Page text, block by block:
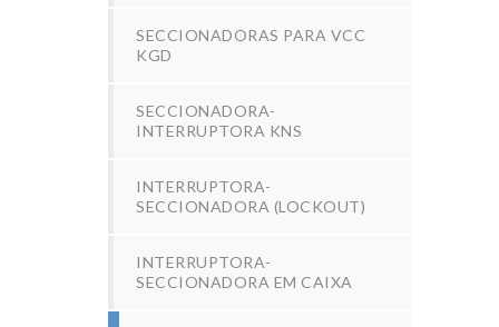
SECCIONADORAS PARA VCC
KGD
SECCIONADORA-
INTERRUPTORA KNS
INTERRUPTORA-
SECCIONADORA (LOCKOUT)
INTERRUPTORA-
SECCIONADORA EM CAIXA